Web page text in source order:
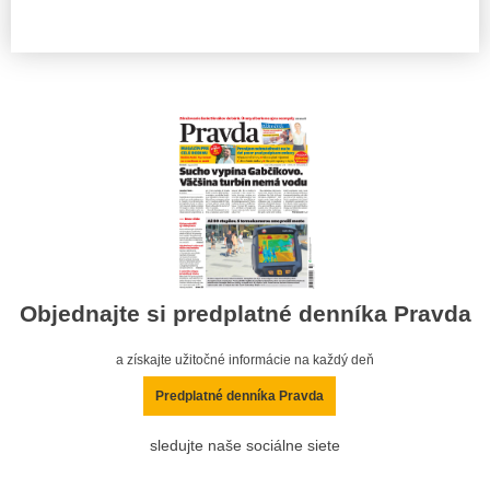
Objednajte si predplatné denníka Pravda
a získajte užitočné informácie na každý deň
Predplatné denníka Pravda
sledujte naše sociálne siete